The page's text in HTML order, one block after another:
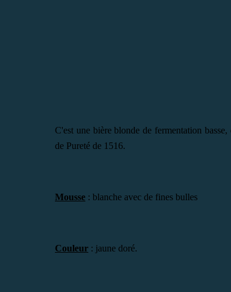
C'est une bière blonde de fermentation
de Pureté de 1516.
Mousse : blanche avec de fines bulles
Couleur : jaune doré.